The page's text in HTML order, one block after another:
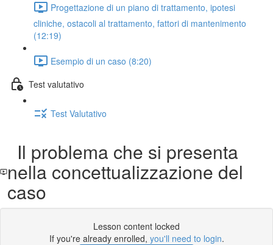
Progettazione di un piano di trattamento, ipotesi
cliniche, ostacoli al trattamento, fattori di mantenimento
(12:19)
Esempio di un caso (8:20)
Test valutativo
Test Valutativo
Il problema che si presenta
nella concettualizzazione del
caso
Lesson content locked
If you're already enrolled, you'll need to login.